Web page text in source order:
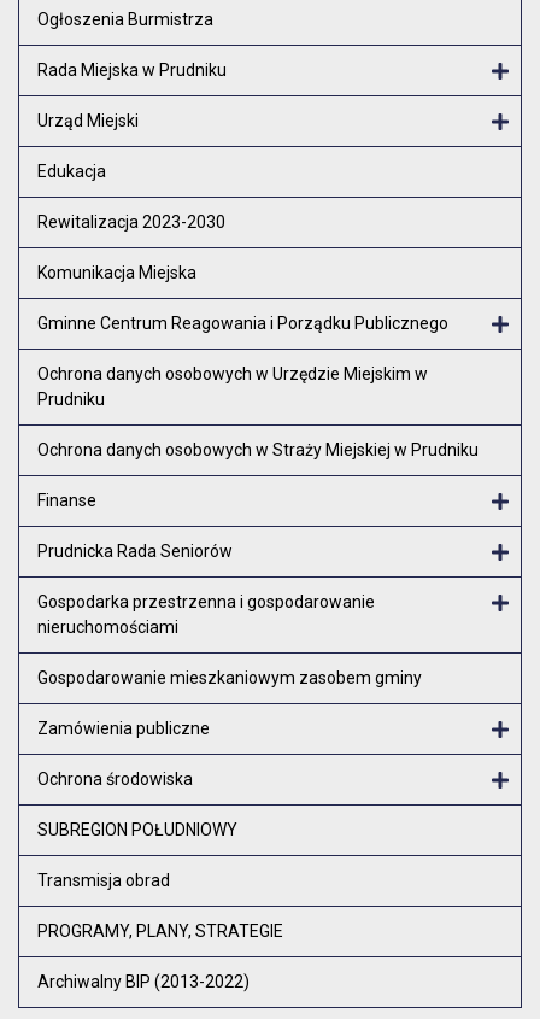
Ogłoszenia Burmistrza
Rada Miejska w Prudniku
Urząd Miejski
Edukacja
Rewitalizacja 2023-2030
Komunikacja Miejska
Gminne Centrum Reagowania i Porządku Publicznego
Ochrona danych osobowych w Urzędzie Miejskim w
Prudniku
Ochrona danych osobowych w Straży Miejskiej w Prudniku
Finanse
Prudnicka Rada Seniorów
Gospodarka przestrzenna i gospodarowanie
nieruchomościami
Gospodarowanie mieszkaniowym zasobem gminy
Zamówienia publiczne
Ochrona środowiska
SUBREGION POŁUDNIOWY
Transmisja obrad
PROGRAMY, PLANY, STRATEGIE
Archiwalny BIP (2013-2022)